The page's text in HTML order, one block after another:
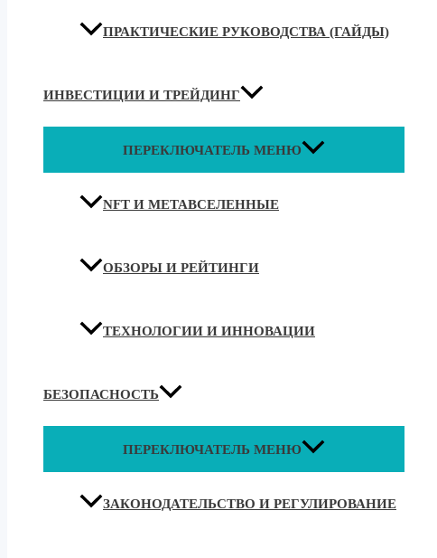
ПРАКТИЧЕСКИЕ РУКОВОДСТВА (ГАЙДЫ)
ИНВЕСТИЦИИ И ТРЕЙДИНГ
ПЕРЕКЛЮЧАТЕЛЬ МЕНЮ
NFT И МЕТАВСЕЛЕННЫЕ
ОБЗОРЫ И РЕЙТИНГИ
ТЕХНОЛОГИИ И ИННОВАЦИИ
БЕЗОПАСНОСТЬ
ПЕРЕКЛЮЧАТЕЛЬ МЕНЮ
ЗАКОНОДАТЕЛЬСТВО И РЕГУЛИРОВАНИЕ